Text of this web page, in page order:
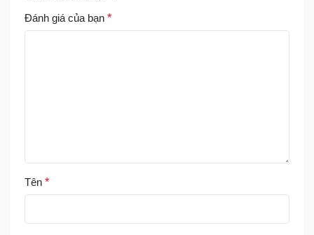
Đánh giá của bạn *
Tên *